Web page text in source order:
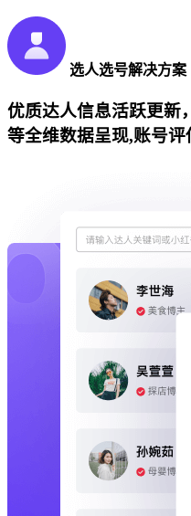
选人选号解决方案
优质达人信息活跃更新
等全维数据呈现,账号评